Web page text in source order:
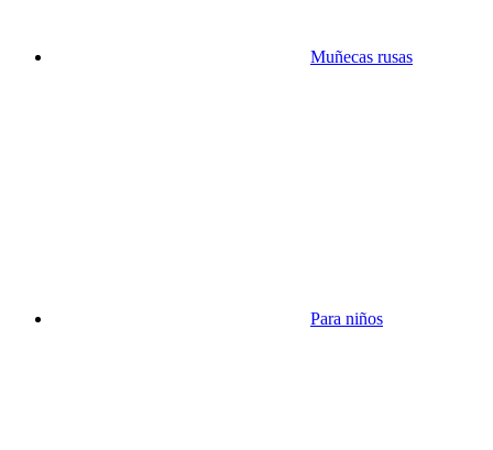
Muñecas rusas
Para niños